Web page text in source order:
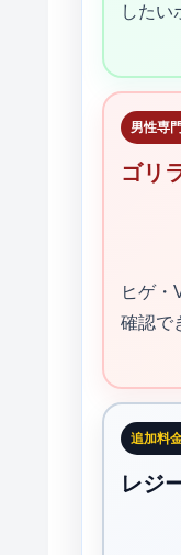
したい
男性専
ゴリ
ヒゲ・
確認で
追加料
レジ